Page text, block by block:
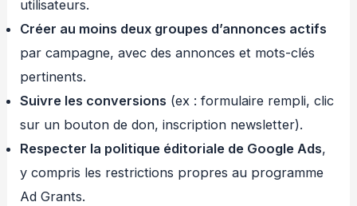
utilisateurs.
Créer au moins deux groupes d’annonces actifs
par campagne, avec des annonces et mots-clés
pertinents.
Suivre les conversions (ex : formulaire rempli, clic
sur un bouton de don, inscription newsletter).
Respecter la politique éditoriale de Google Ads,
y compris les restrictions propres au programme
Ad Grants.